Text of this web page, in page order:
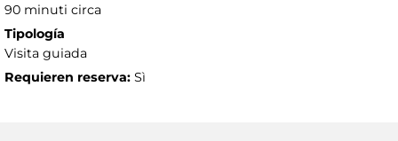
90 minuti circa
Tipología
Visita guiada
Requieren reserva: Sì